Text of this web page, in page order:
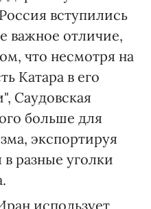
вступились
важное отличие,
что несмотря на
Катара в его
Саудовская
больше для
экспортируя
в разные уголки
использует